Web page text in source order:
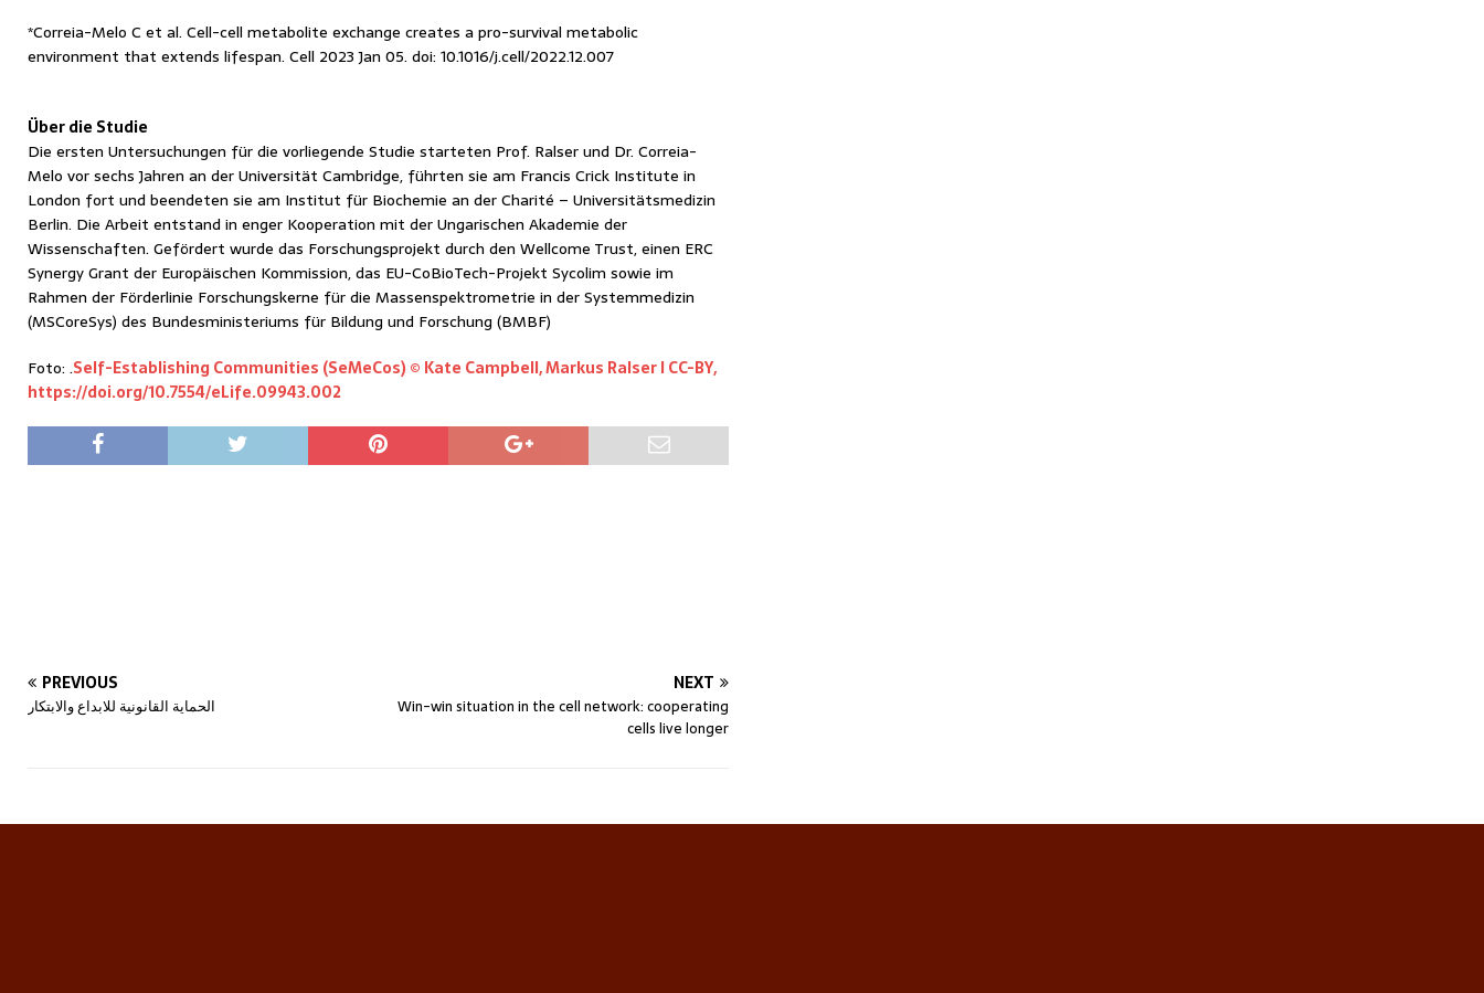
*Correia-Melo C et al. Cell-cell metabolite exchange creates a pro-survival metabolic
environment that extends lifespan. Cell 2023 Jan 05. doi: 10.1016/j.cell/2022.12.007
Über die Studie
Die ersten Untersuchungen für die vorliegende Studie starteten Prof. Ralser und Dr. Correia-
Melo vor sechs Jahren an der Universität Cambridge, führten sie am Francis Crick Institute in
London fort und beendeten sie am Institut für Biochemie an der Charité – Universitätsmedizin
Berlin. Die Arbeit entstand in enger Kooperation mit der Ungarischen Akademie der
Wissenschaften. Gefördert wurde das Forschungsprojekt durch den Wellcome Trust, einen ERC
Synergy Grant der Europäischen Kommission, das EU-CoBioTech-Projekt Sycolim sowie im
Rahmen der Förderlinie Forschungskerne für die Massenspektrometrie in der Systemmedizin
(MSCoreSys) des Bundesministeriums für Bildung und Forschung (BMBF)
Foto: .Self-Establishing Communities (SeMeCos) © Kate Campbell, Markus Ralser l CC-BY,
https://doi.org/10.7554/eLife.09943.002
PREVIOUS
الحماية القانونية للابداع والابتكار
NEXT
Win-win situation in the cell network: cooperating
cells live longer